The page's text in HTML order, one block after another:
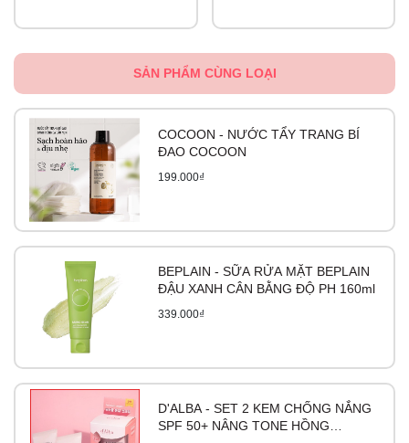
Công thức Derma Protech trong kem chống hăm
Babycoccole phiên bản nâng cấp tăng khả năng cung cấp
độ ẩm, tăng tính hiệu quả của thành phần tự nhiên và tạo
một lớp bảo vệ da.
Đã được kiểm nghiệm an toàn với da nhạy cảm.
Đối tượng sử dụng:
- Dành cho bé từ sơ sinh
Hướg dẫn sử dụng:
- Lấy lượng sản phẩm vừa đủ. Thoa sản phẩm lên da nhẹ
massage nhẹ nhàng, đặc biệt là giữa các nếp gấp của da.
- Tránh tiếp xúc với mắt và miệng của tr
SẢN PHẨM CÙNG LOẠI
COCOON - NƯỚC TẨY TRANG BÍ
ĐAO COCOON
199.000₫
BEPLAIN - SỮA RỬA MẶT BEPLAIN
ĐẬU XANH CÂN BẰNG ĐỘ PH 160ml
339.000₫
D'ALBA - SET 2 KEM CHỐNG NẮNG
SPF 50+ NÂNG TONE HỒNG